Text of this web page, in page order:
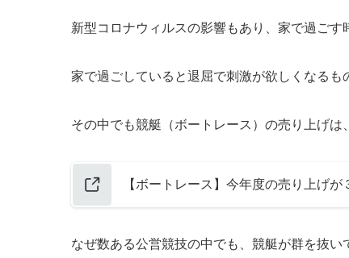
新型コロナウィルスの影響もあり、家で過ごす
家で過ごしていると退屈で刺激が欲しくなるも
その中でも競艇（ボートレース）の売り上げは
【ボートレース】今年度の売り上げ
なぜ数ある公営競技の中でも、競艇が群を抜